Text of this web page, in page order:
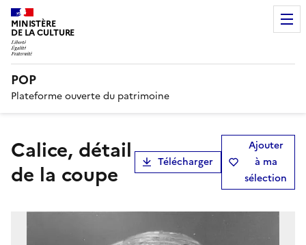
MINISTÈRE
DE LA CULTURE
POP
Plateforme ouverte du patrimoine
calice, détail
de la coupe
Télécharger
Ajouter
à ma
sélection